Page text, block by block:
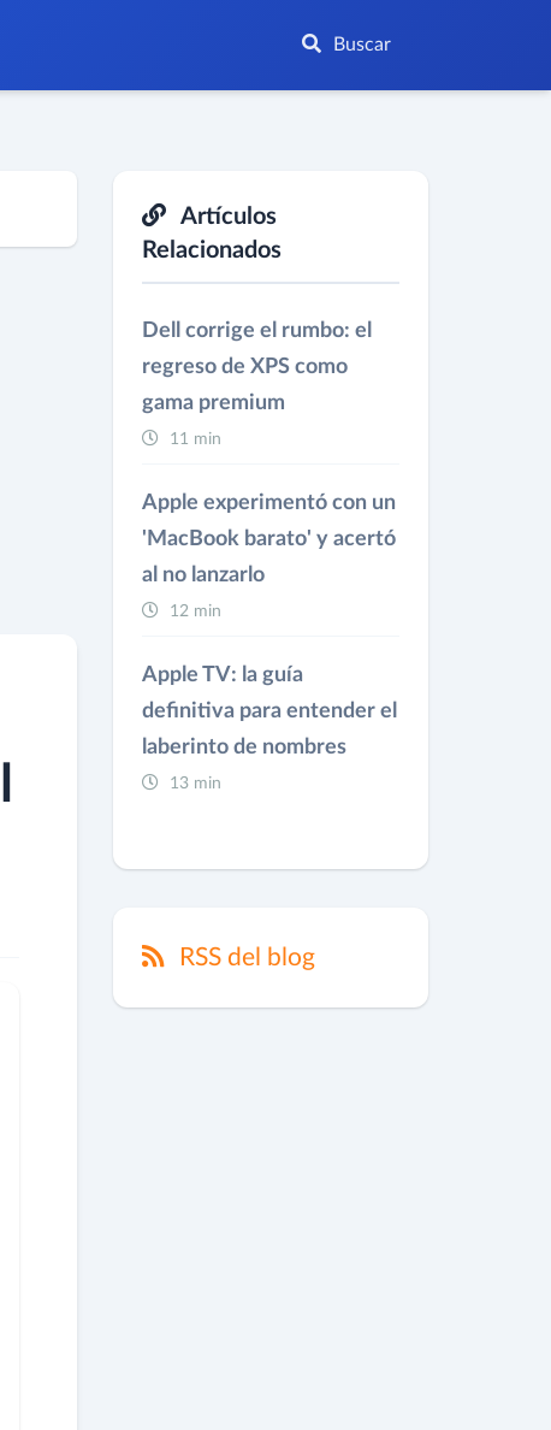
Buscar
Artículos
Relacionados
Dell corrige el rumbo: el
regreso de XPS como
gama premium
11 min
Apple experimentó con un
'MacBook barato' y acertó
al no lanzarlo
12 min
Apple TV: la guía
definitiva para entender el
laberinto de nombres
13 min
RSS del blog